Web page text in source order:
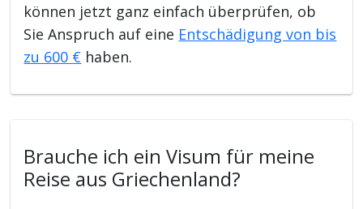
können jetzt ganz einfach überprüfen, ob
Sie Anspruch auf eine Entschädigung von bis
zu 600 € haben.
Brauche ich ein Visum für meine
Reise aus Griechenland?